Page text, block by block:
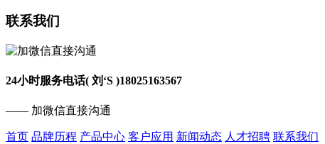
联系我们
24小时服务电话( 刘‘S )18025163567
—— 加微信直接沟通
首页 品牌历程 产品中心 客户应用 新闻动态 人才招聘 联系我们